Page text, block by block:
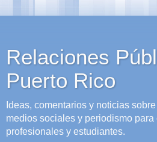
Relaciones
Puerto Rico
Ideas, comentarios y noticias
medios sociales y periodismo
profesionales y estudiantes.